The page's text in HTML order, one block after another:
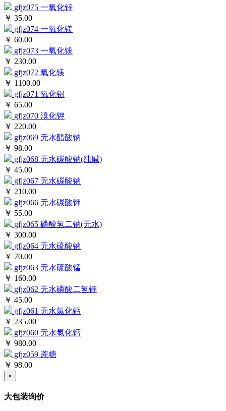
gfjz075一氧化锌
￥ 35.00
gfjz074一氧化镁
￥ 60.00
gfjz073一氧化镁
￥ 230.00
gfjz072氧化镁
￥ 1100.00
gfjz071氧化铝
￥ 65.00
gfjz070溴化钾
￥ 220.00
gfjz069
无水醋酸钠
￥ 98.00
gfjz068
无水碳酸钠(纯碱)
￥ 45.00
gfjz067 无水碳酸钠
￥ 210.00
gfjz066无水碳酸钾
￥ 55.00
gfjz065
￥ 300.00
gfjz064无水硫酸钠
￥ 70.00
gfjz063
￥ 160.00
gfjz062无水磷酸二氢钾
￥ 45.00
gfjz061
￥ 235.00
gfjz060无水氯化钙
￥ 980.00
gfjz059蔗糖
￥ 98.00
×